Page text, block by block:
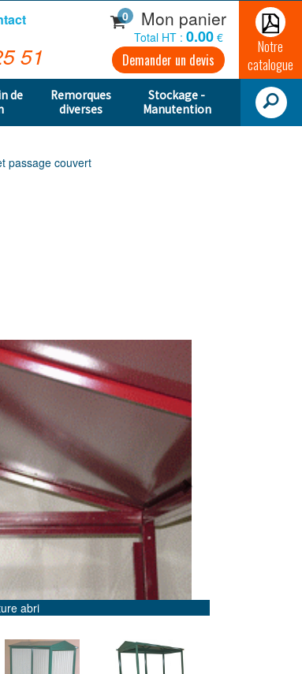
de
Remorques
diverses
Stockage -
Manutention
51
0 Mon panier
Total HT : 0.00 €
Demander un devis
Notre
catalogue
passage couvert
bus Lausanne bardage tôlé avec un coté polycarbonate